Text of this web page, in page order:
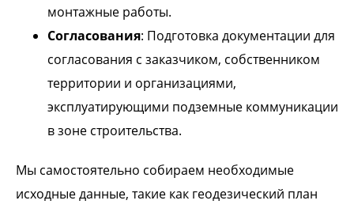
монтажные работы.
Согласования: Подготовка документации для
согласования с заказчиком, собственником
территории и организациями,
эксплуатирующими подземные коммуникации
в зоне строительства.
Мы самостоятельно собираем необходимые
исходные данные, такие как геодезический план